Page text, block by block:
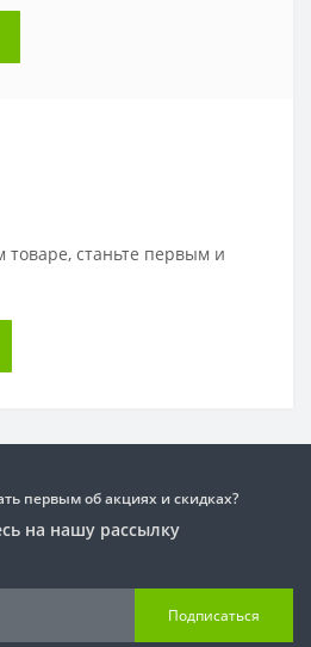
товаре, станьте первым и
первым об акциях и скидках?
на нашу рассылку
Подписаться